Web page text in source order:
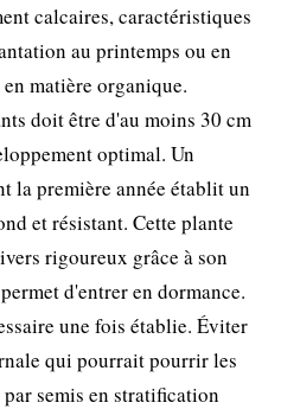
calcaires, caractéristiques
au printemps ou en
matière organique.
doit être d'au moins 30 cm
optimal. Un
la première année établit un
et résistant. Cette plante
rigoureux grâce à son
d'entrer en dormance.
une fois établie. Éviter
qui pourrait pourrir les
semis en stratification